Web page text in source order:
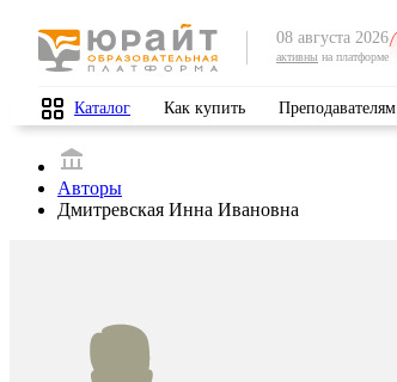
08 августа 2026
активны на платформе
Каталог Как купить Преподавателям
Авторы
Дмитревская Инна Ивановна